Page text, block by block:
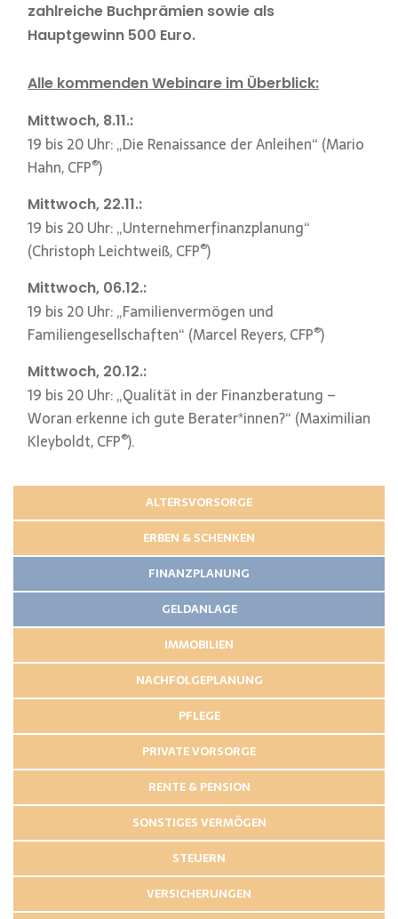
zahlreiche Buchprämien sowie als
Hauptgewinn 500 Euro.
Alle kommenden Webinare im Überblick:
Mittwoch, 8.11.:
19 bis 20 Uhr: „Die Renaissance der Anleihen“ (Mario
Hahn, CFP®)
Mittwoch, 22.11.:
19 bis 20 Uhr: „Unternehmerfinanzplanung“
(Christoph Leichtweiß, CFP®)
Mittwoch, 06.12.:
19 bis 20 Uhr: „Familienvermögen und
Familiengesellschaften“ (Marcel Reyers, CFP®)
Mittwoch, 20.12.:
19 bis 20 Uhr: „Qualität in der Finanzberatung –
Woran erkenne ich gute Berater*innen?“ (Maximilian
Kleyboldt, CFP®).
ALTERSVORSORGE
ERBEN & SCHENKEN
FINANZPLANUNG
GELDANLAGE
IMMOBILIEN
NACHFOLGEPLANUNG
PFLEGE
PRIVATE VORSORGE
RENTE & PENSION
SONSTIGES VERMÖGEN
STEUERN
VERSICHERUNGEN